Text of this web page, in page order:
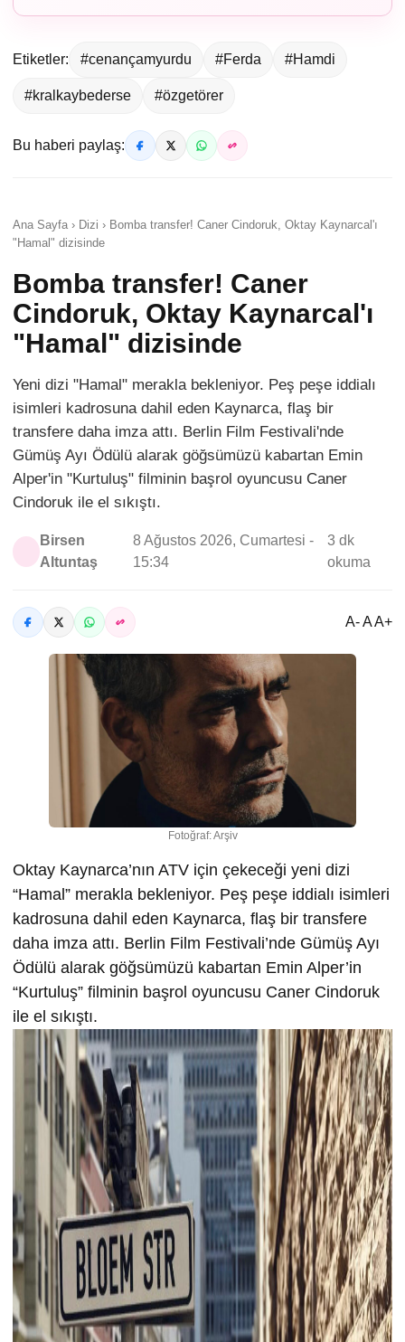
Etiketler: #cenançamyurdu #Ferda #Hamdi
#kralkaybederse #özgetörer
Bu haberi paylaş:
Ana Sayfa › Dizi › Bomba transfer! Caner Cindoruk, Oktay Kaynarcal'ı
"Hamal" dizisinde
Bomba transfer! Caner
Cindoruk, Oktay Kaynarcal'ı
"Hamal" dizisinde
Yeni dizi "Hamal" merakla bekleniyor. Peş peşe iddialı
isimleri kadrosuna dahil eden Kaynarca, flaş bir
transfere daha imza attı. Berlin Film Festivali'nde
Gümüş Ayı Ödülü alarak göğsümüzü kabartan Emin
Alper'in "Kurtuluş" filminin başrol oyuncusu Caner
Cindoruk ile el sıkıştı.
Birsen
Altuntaş
8 Ağustos 2026, Cumartesi -
15:34
3 dk
okuma
A- A A+
Fotoğraf: Arşiv
Oktay Kaynarca’nın ATV için çekeceği yeni dizi
“Hamal” merakla bekleniyor. Peş peşe iddialı isimleri
kadrosuna dahil eden Kaynarca, flaş bir transfere
daha imza attı. Berlin Film Festivali’nde Gümüş Ayı
Ödülü alarak göğsümüzü kabartan Emin Alper’in
“Kurtuluş” filminin başrol oyuncusu Caner Cindoruk
ile el sıkıştı.